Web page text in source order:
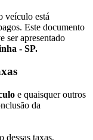
veículo está
Este documento
ser apresentado
- SP.
e quaisquer outros
da
dessas taxas,